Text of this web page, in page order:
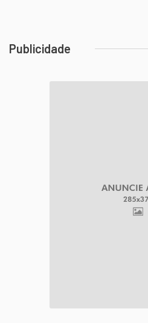
Publicidade